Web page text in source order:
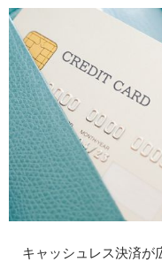
キャッシュレス決済が